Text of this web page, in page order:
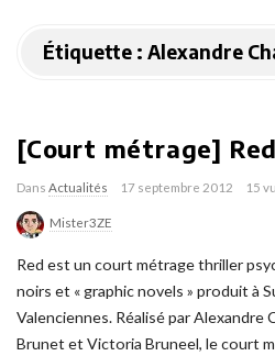
Étiquette : Alexandre
[Court métrage]
Dans Actualités 17 septembre 2012 15
Mister3ZE
Red est un court métrage thriller
noirs et « graphic novels » produit à
Valenciennes. Réalisé par Alexandre
Brunet et Victoria Bruneel, le court